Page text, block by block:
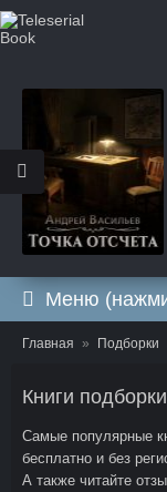
Меню
Главная Подборки
Книги
Самые популярные
бесплатно и без
А также читайте